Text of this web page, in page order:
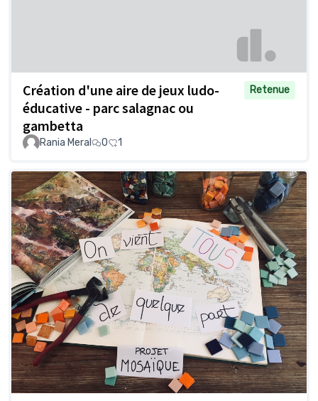
Création d'une aire de jeux ludo-
éducative - parc salagnac ou
gambetta
Retenue
Rania Meral 0 1